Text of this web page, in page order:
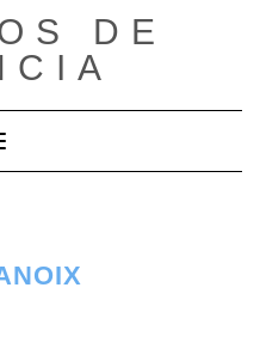
DE
modo de navegación